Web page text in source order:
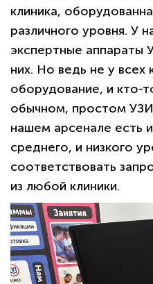
клиника,
различного уровня. У
экспертные аппараты
них. Но ведь не у всех
оборудование, и кто-
обычном, простом
нашем арсенале есть
среднего, и низкого
соответствовать
из любой клиники.